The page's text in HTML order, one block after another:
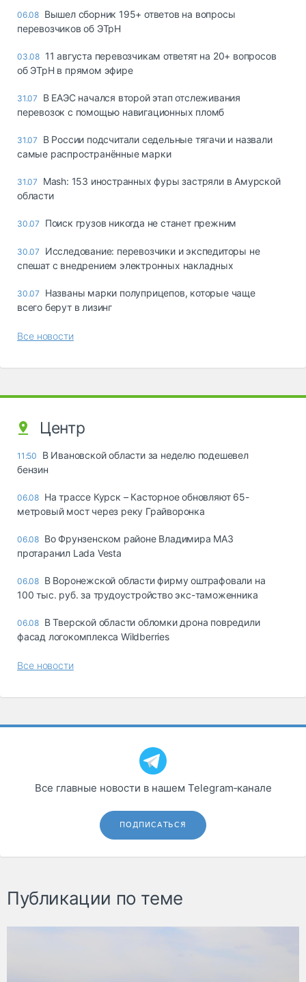
06.08 Вышел сборник 195+ ответов на вопросы
перевозчиков об ЭТрН
03.08 11 августа перевозчикам ответят на 20+ вопросов
об ЭТрН в прямом эфире
31.07
В ЕАЭС начался второй этап отслеживания
перевозок с помощью навигационных пломб
31.07
В России подсчитали седельные тягачи и назвали
самые распространённые марки
31.07
Mash: 153 иностранных фуры застряли в Амурской
области
30.07 Поиск грузов никогда не станет прежним
30.07
Исследование: перевозчики и экспедиторы не
спешат с внедрением электронных накладных
30.07
Названы марки полуприцепов, которые чаще
всего берут в лизинг
Все новости
Центр
11:50
В Ивановской области за неделю подешевел
бензин
06.08 На трассе Курск – Касторное обновляют 65-
метровый мост через реку Грайворонка
06.08 Во Фрунзенском районе Владимира МАЗ
протаранил Lada Vesta
06.08 В Воронежской области фирму оштрафовали на
100 тыс. руб. за трудоустройство экс-таможенника
06.08 В Тверской области обломки дрона повредили
фасад логокомплекса Wildberries
Все новости
Все главные новости в нашем Telegram‑канале
ПОДПИСАТЬСЯ
Публикации по теме